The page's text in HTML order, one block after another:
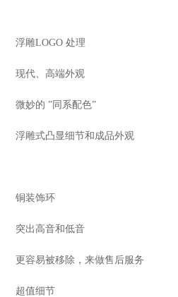
浮雕LOGO 处理
现代、高端外观
微妙的 ”同系配色”
浮雕式凸显细节和成品外观
铜装饰环
突出高音和低音
更容易被移除，来做售后服务
超值细节